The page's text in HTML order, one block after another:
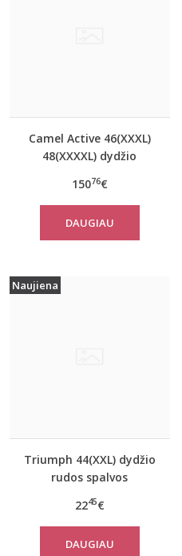
Camel Active 46(XXXL)
48(XXXXL) dydžio
spalvos moteriškas
paltas 310760
15076€
DAUGIAU
Naujiena
Triumph 44(XXL) dydžio
rudos spalvos
Climate Control LSL Top
Turtle Neck
2245€
DAUGIAU